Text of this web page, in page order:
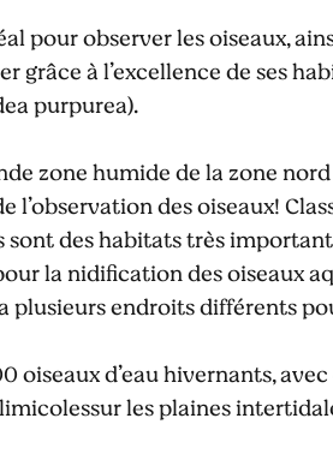
pour observer les oiseaux,
grâce à l’excellence de ses
purpurea).
zone humide de la zone
l’observation des oiseaux!
sont des habitats très
la nidification des oiseaux
plusieurs endroits différents
oiseaux d’eau hivernants,
les plaines